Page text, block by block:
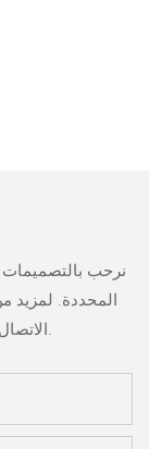
نرحب بالتصميمات
المحددة. لمزيد